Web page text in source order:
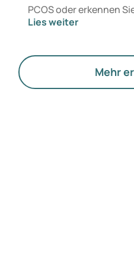
PCOS oder erkennen
dazu passen?
Gewicht auf Hormone,
die Funktion der
Lies weiter
Mehr